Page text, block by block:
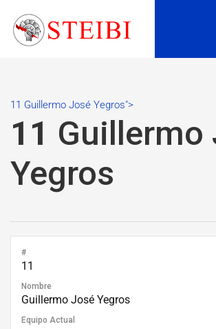
11 Guillermo José Yegros">
11 Guillermo
Yegros
#
11
Nombre
Guillermo José Yegros
Equipo Actual